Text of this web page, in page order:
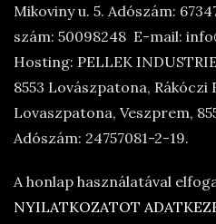
Mikoviny u. 5. Adószám:
szám: 50098248 E-mail:
Hosting: PELLEK
8553 Lovászpatona, Rákóczi
Lovaszpatona, Veszprem,
Adószám: 24757081-2-19.
A honlap használatával
NYILATKOZATOT